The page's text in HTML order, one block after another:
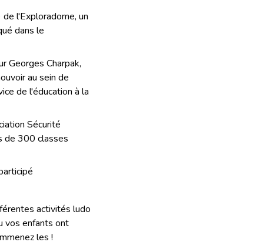
l'Exploradome, un
dans le
Georges Charpak,
au sein de
de l'éducation à la
Sécurité
de 300 classes
activités ludo
vos enfants ont
les !